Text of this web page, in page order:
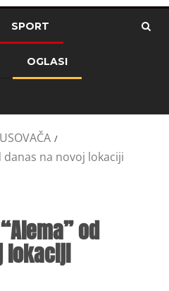
SPORT
OGLASI
danas na novoj lokaciji
od
lokaciji